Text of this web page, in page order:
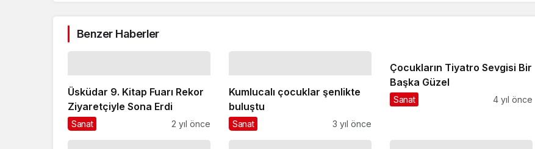
Benzer Haberler
Üsküdar 9. Kitap Fuarı Rekor
Ziyaretçiyle Sona Erdi
Sanat 2 yıl önce
Kumlucalı çocuklar şenlikte
buluştu
Sanat 3 yıl önce
Çocukların Tiyatro Sevgisi Bir
Başka Güzel
Sanat 4 yıl önce